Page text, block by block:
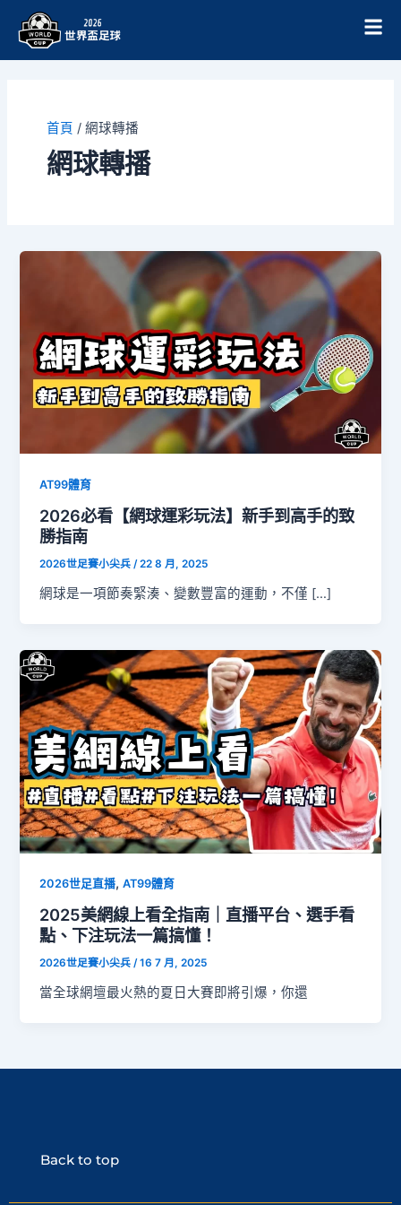
首頁 / 網球轉播
網球轉播
AT99體育
2026必看【網球運彩玩法】新手到高手的致
勝指南
2026世足賽小尖兵/22 8 月, 2025
網球是一項節奏緊湊、變數豐富的運動，不僅 […]
2026世足直播,AT99體育
2025美網線上看全指南｜直播平台、選手看
點、下注玩法一篇搞懂！
2026世足賽小尖兵/16 7 月, 2025
當全球網壇最火熱的夏日大賽即將引爆，你還
Back to top